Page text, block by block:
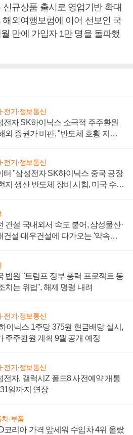
규상품 출시로 영업기반 확대
외여행보험에 이어 선보인 국
만에 가입자 1만 명을 돌파했
전기·정보통신
전자 SK하이닉스 소극적 주주환원
외 증권가 비판, "반도체 호황 지속
전기·정보통신
터 "삼성전자 SK하이닉스 중국 공장
지 생산 반도체 장비 시험, 미국 수출
건설 국내외서 속도 붙어, 삼성물산·
건설·대우건설에 다가오는 '약속의
법원 "트럼프 정부 풍력 프로젝트 동
치는 위법", 해제 명령 내려
전기·정보통신
이닉스 1주당 375원 현금배당 실시,
주주환원 계획 9월 공개 예정
전기·정보통신
전자, 갤럭시Z 폴드8 사전예약 개통
일까지 연장
·부품
코리아 가격 앞세워 수입차 4위 올랐